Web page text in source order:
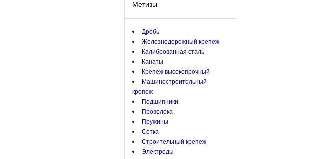
Метизы
Дробь
Железнодорожный крепеж
Калиброванная сталь
Канаты
Крепеж высокопрочный
Машиностроительный
крепеж
Подшипники
Проволока
Пружины
Сетка
Строительный крепеж
Электроды